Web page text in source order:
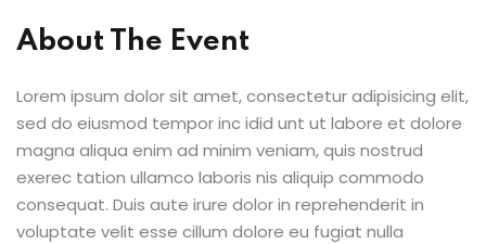
Us
About The Event
Lorem ipsum dolor sit amet, consectetur adipisicing elit,
sed do eiusmod tempor inc idid unt ut labore et dolore
magna aliqua enim ad minim veniam, quis nostrud
exerec tation ullamco laboris nis aliquip commodo
consequat. Duis aute irure dolor in reprehenderit in
voluptate velit esse cillum dolore eu fugiat nulla